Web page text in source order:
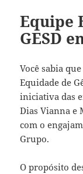
Equipe
GESD
Você sabia
Equidade de
iniciativa das
Dias Vianna e
com o
Grupo.
O propósito